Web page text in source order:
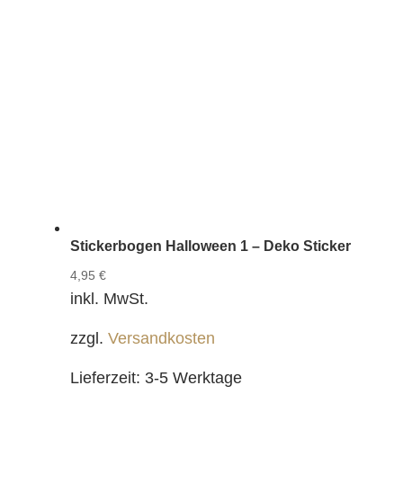
Stickerbogen Halloween 1 – Deko Sticker
4,95 €
inkl. MwSt.
zzgl. Versandkosten
Lieferzeit: 3-5 Werktage